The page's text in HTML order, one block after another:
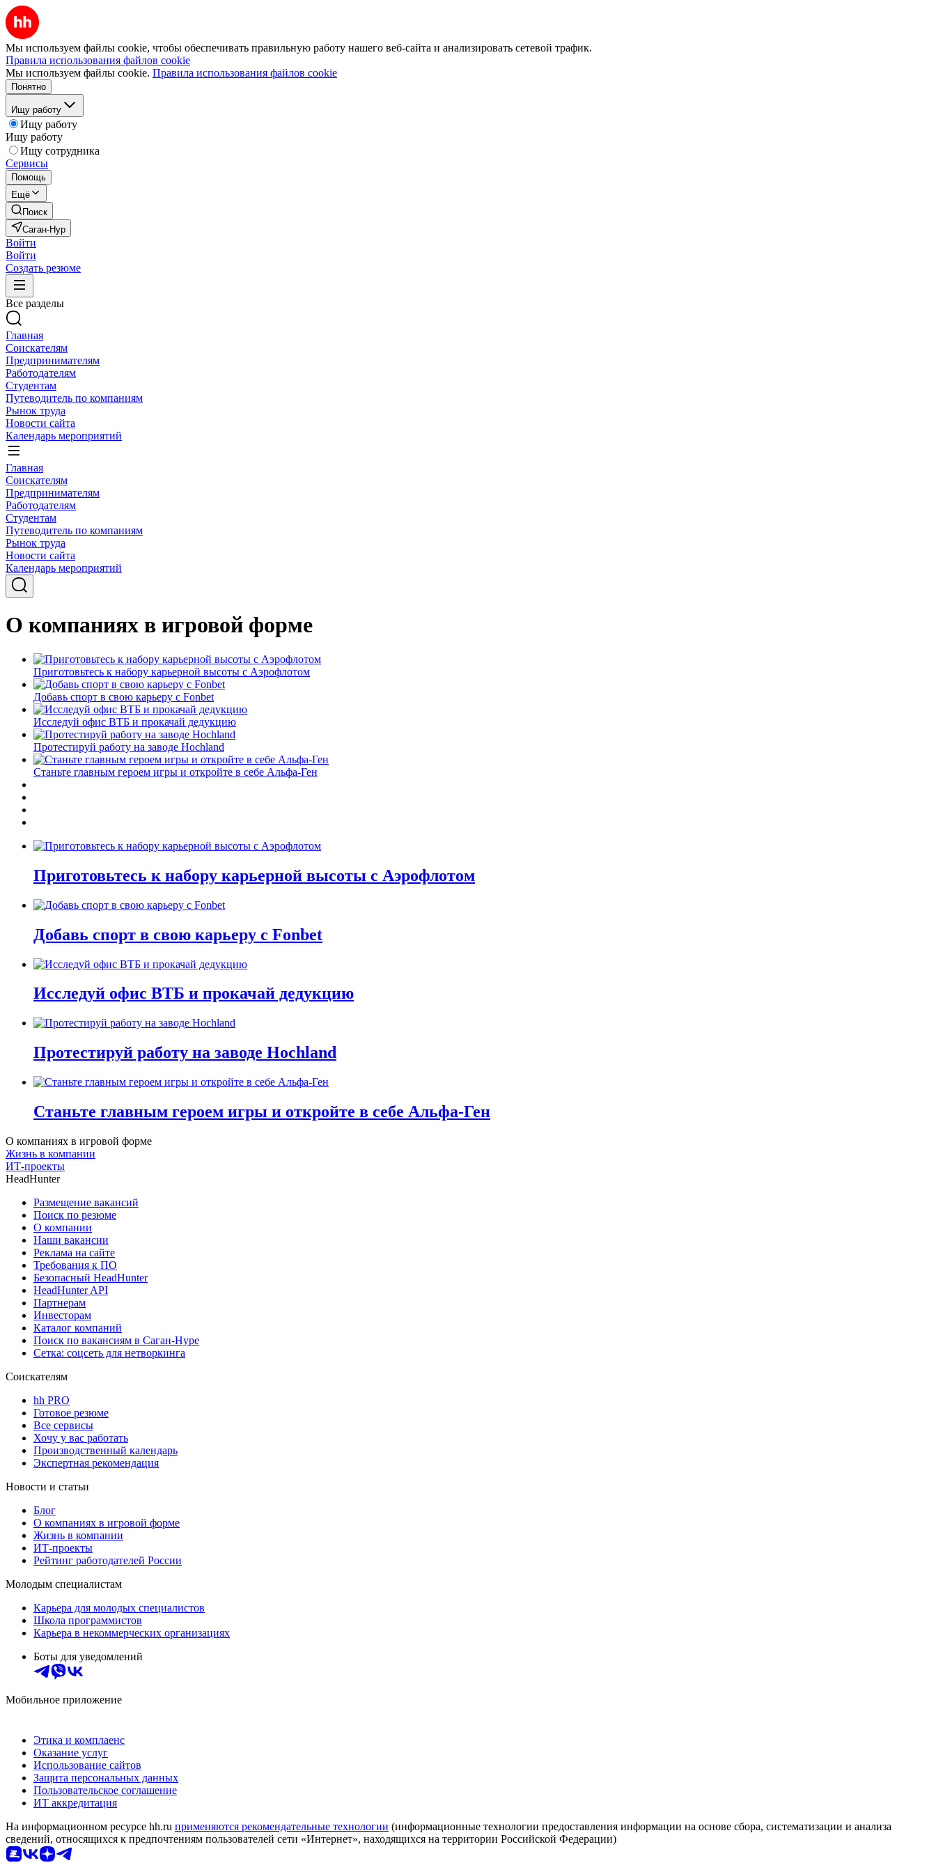
Мы используем файлы cookie, чтобы обеспечивать правильную работу нашего веб-сайта и анализировать сетевой трафик.
Правила использования файлов cookie
Мы используем файлы cookie. Правила использования файлов cookie
Понятно
Ищу работу
Ищу работу
Ищу работу
Ищу сотрудника
Сервисы
Помощь
Ещё
Поиск
Саган-Нур
Войти
Войти
Создать резюме
Все разделы
Главная
Соискателям
Предпринимателям
Работодателям
Студентам
Путеводитель по компаниям
Рынок труда
Новости сайта
Календарь мероприятий
Главная
Соискателям
Предпринимателям
Работодателям
Студентам
Путеводитель по компаниям
Рынок труда
Новости сайта
Календарь мероприятий
О компаниях в игровой форме
Приготовьтесь к набору карьерной высоты с Аэрофлотом
Добавь спорт в свою карьеру с Fonbet
Исследуй офис ВТБ и прокачай дедукцию
Протестируй работу на заводе Hochland
Станьте главным героем игры и откройте в себе Альфа-Ген
Приготовьтесь к набору карьерной высоты с Аэрофлотом
Добавь спорт в свою карьеру с Fonbet
Исследуй офис ВТБ и прокачай дедукцию
Протестируй работу на заводе Hochland
Станьте главным героем игры и откройте в себе Альфа-Ген
О компаниях в игровой форме
Жизнь в компании
ИТ-проекты
HeadHunter
Размещение вакансий
Поиск по резюме
О компании
Наши вакансии
Реклама на сайте
Требования к ПО
Безопасный HeadHunter
HeadHunter API
Партнерам
Инвесторам
Каталог компаний
Поиск по вакансиям в Саган-Нуре
Сетка: соцсеть для нетворкинга
Соискателям
hh PRO
Готовое резюме
Все сервисы
Хочу у вас работать
Производственный календарь
Экспертная рекомендация
Новости и статьи
Блог
О компаниях в игровой форме
Жизнь в компании
ИТ-проекты
Рейтинг работодателей России
Молодым специалистам
Карьера для молодых специалистов
Школа программистов
Карьера в некоммерческих организациях
Боты для уведомлений
Мобильное приложение
Этика и комплаенс
Оказание услуг
Использование сайтов
Защита персональных данных
Пользовательское соглашение
ИТ аккредитация
На информационном ресурсе hh.ru применяются рекомендательные технологии (информационные технологии предоставления информации на основе сбора, систематизации и анализа
сведений, относящихся к предпочтениям пользователей сети «Интернет», находящихся на территории Российской Федерации)